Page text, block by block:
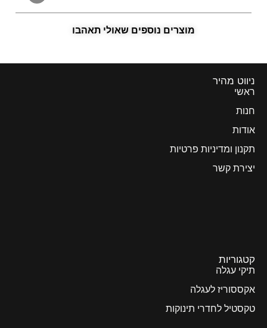
מוצרים נוספים שאולי תאהבו
ניווט מהיר
ראשי
חנות
אודות
תקנון ומדיניות פרטיות
יצירת קשר
קטגוריות
תיקי עגלה
אקססוריז לעגלה
טקסטיל לחדרי תינוקות